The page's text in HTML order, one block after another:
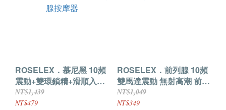
ROSELEX．慕尼黑 10頻
震動+雙環鎖精+滑順入體
APP智控觸腺睪潮前列腺
按摩器
NT$1,439
NT$479
ROSELEX．前列腺 10頻
雙馬達震動 無射高潮 前列
腺按摩器【黑色】
NT$1,049
NT$349